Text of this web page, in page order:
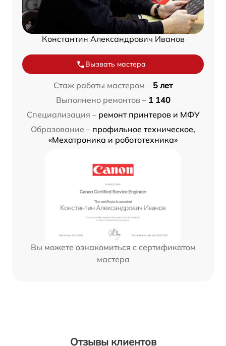
Константин Александрович Иванов
Вызвать мастера
Стаж работы мастером – 5 лет
Выполнено ремонтов – 1 140
Специализация – ремонт принтеров и МФУ
Образование – профильное техническое,
«Мехатроника и робототехника»
Вы можете ознакомиться с сертификатом
мастера
Отзывы клиентов